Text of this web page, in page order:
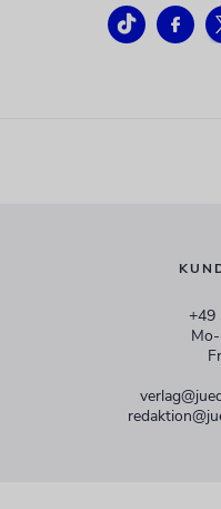
+49